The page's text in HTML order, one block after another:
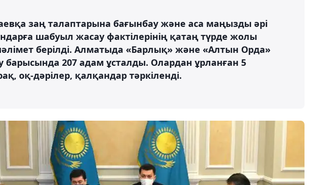
заң талаптарына бағынбау және аса маңызды әрі
шабуыл жасау фактілерінің қатаң түрде жолы
берілді. Алматыда «Барлық» және «Алтын Орда»
барысында 207 адам ұсталды. Олардан ұрланған 5
оқ-дәрілер, қалқандар тәркіленді.